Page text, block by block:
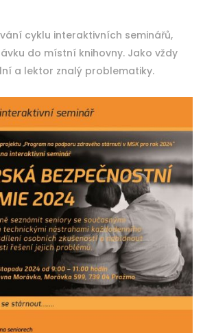
cyklu interaktivních seminářů,
do místní knihovny. Jako vždy
a lektor znalý problematiky.